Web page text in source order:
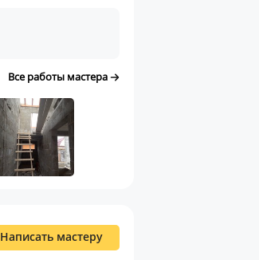
Все работы мастера
Написать мастеру